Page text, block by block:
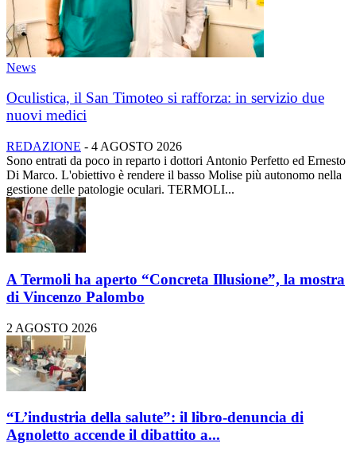
News
Oculistica, il San Timoteo si rafforza: in servizio due
nuovi medici
REDAZIONE - 4 AGOSTO 2026
Sono entrati da poco in reparto i dottori Antonio Perfetto ed Ernesto
Di Marco. L'obiettivo è rendere il basso Molise più autonomo nella
gestione delle patologie oculari. TERMOLI...
A Termoli ha aperto “Concreta Illusione”, la mostra
di Vincenzo Palombo
2 AGOSTO 2026
“L’industria della salute”: il libro-denuncia di
Agnoletto accende il dibattito a...